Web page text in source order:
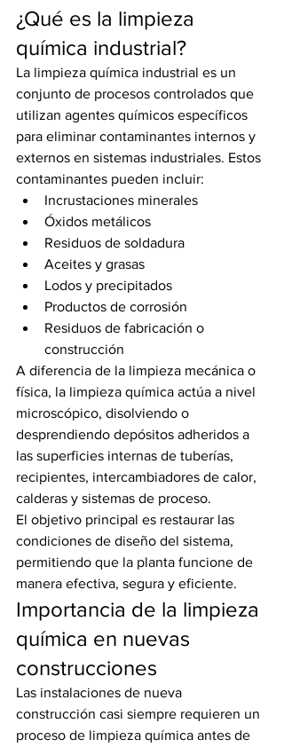
¿Qué es la limpieza
química industrial?
La limpieza química industrial es un
conjunto de procesos controlados que
utilizan agentes químicos específicos
para eliminar contaminantes internos y
externos en sistemas industriales. Estos
contaminantes pueden incluir:
Incrustaciones minerales
Óxidos metálicos
Residuos de soldadura
Aceites y grasas
Lodos y precipitados
Productos de corrosión
Residuos de fabricación o
construcción
A diferencia de la limpieza mecánica o
física, la limpieza química actúa a nivel
microscópico, disolviendo o
desprendiendo depósitos adheridos a
las superficies internas de tuberías,
recipientes, intercambiadores de calor,
calderas y sistemas de proceso.
El objetivo principal es restaurar las
condiciones de diseño del sistema,
permitiendo que la planta funcione de
manera efectiva, segura y eficiente.
Importancia de la limpieza
química en nuevas
construcciones
Las instalaciones de nueva
construcción casi siempre requieren un
proceso de limpieza química antes de